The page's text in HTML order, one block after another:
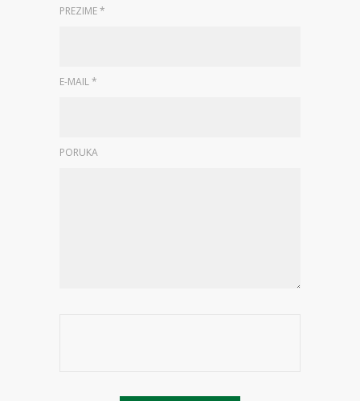
PREZIME *
E-MAIL *
PORUKA